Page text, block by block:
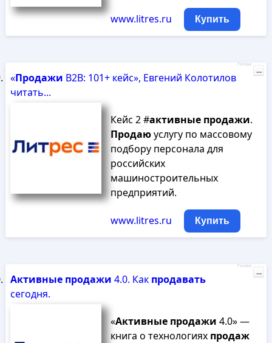
www.litres.ru Купить
«Продажи B2B: 101+ кейс», Евгений Колотилов
читать...
Кейс 2 #активные продажи.
Продаюуслугу по массовому
подбору персонала для
российских
машиностроительных
предприятий.
www.litres.ru Купить
Реклама
...
Активные продажи 4.0. Как продавать
сегодня.
«Активные продажи 4.0» —
книга о технологиях продаж
Реклама
...